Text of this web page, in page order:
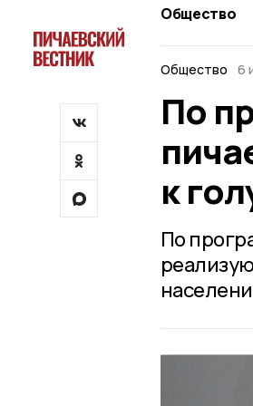
Общество
Общество
6
По
к
По